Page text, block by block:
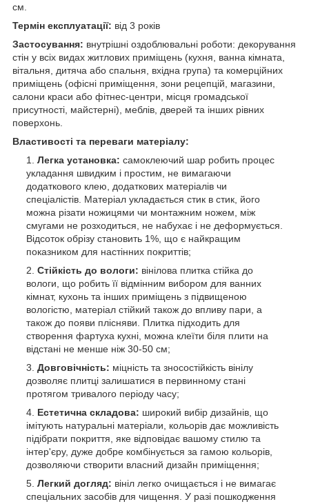
см.
Термін експлуатації: від 3 років
Застосування: внутрішні оздоблювальні роботи: декорування
стін у всіх видах житлових приміщень (кухня, ванна кімната,
вітальня, дитяча або спальня, вхідна група) та комерційних
приміщень (офісні приміщення, зони рецепцій, магазини,
салони краси або фітнес-центри, місця громадської
присутності, майстерні), меблів, дверей та інших рівних
поверхонь.
Властивості та переваги матеріалу:
Легка установка: самоклеючий шар робить процес
укладання швидким і простим, не вимагаючи
додаткового клею, додаткових матеріалів чи
спеціалістів. Матеріал укладається стик в стик, його
можна різати ножицями чи монтажним ножем, між
смугами не розходиться, не набухає і не деформується.
Відсоток обрізу становить 1%, що є найкращим
показником для настінних покриттів;
Стійкість до вологи: вінілова плитка стійка до
вологи, що робить її відмінним вибором для ванних
кімнат, кухонь та інших приміщень з підвищеною
вологістю, матеріал стійкий також до впливу пари, а
також до появи плісняви. Плитка підходить для
створення фартуха кухні, можна клеїти біля плити на
відстані не менше ніж 30-50 см;
Довговічність: міцність та зносостійкість вінілу
дозволяє плитці залишатися в первинному стані
протягом тривалого періоду часу;
Естетична складова: широкий вибір дизайнів, що
імітують натуральні матеріали, кольорів дає можливість
підібрати покриття, яке відповідає вашому стилю та
інтер'єру, дуже добре комбінується за гамою кольорів,
дозволяючи створити власний дизайн приміщення;
Легкий догляд: вініл легко очищається і не вимагає
спеціальних засобів для чищення. У разі пошкодження